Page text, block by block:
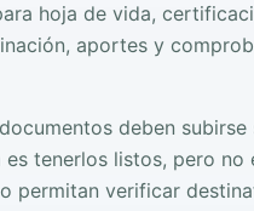
hoja de vida,
aportes y
deben subirse
tenerlos listos, pero no
permitan verificar